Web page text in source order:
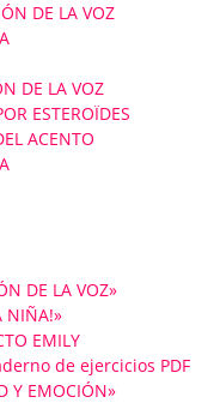
DE LA VOZ
DE LA VOZ
ESTEROÏDES
ACENTO
DE LA VOZ»
NIÑA!»
EMILY
de ejercicios PDF
Y EMOCIÓN»